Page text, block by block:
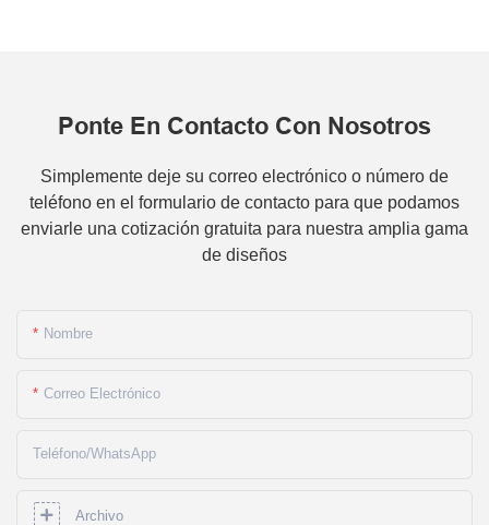
Ponte En Contacto Con Nosotros
Simplemente deje su correo electrónico o número de
teléfono en el formulario de contacto para que podamos
enviarle una cotización gratuita para nuestra amplia gama
de diseños
Nombre
Correo Electrónico
Teléfono/WhatsApp
Archivo